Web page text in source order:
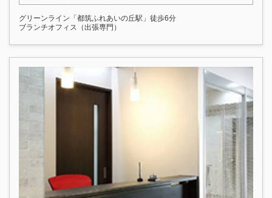
グリーンライン「都筑ふれあいの丘駅」徒歩6分
ブランチオフィス（出張専門）